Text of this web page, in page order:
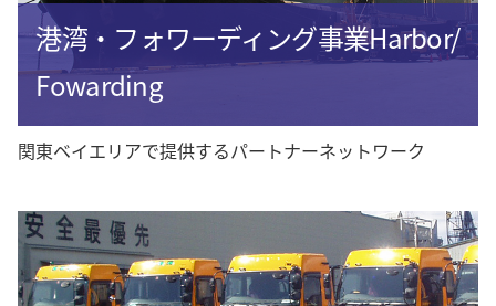
港湾・フォワーディング事業Harbor/
Fowarding
関東ベイエリアで提供するパートナーネットワーク